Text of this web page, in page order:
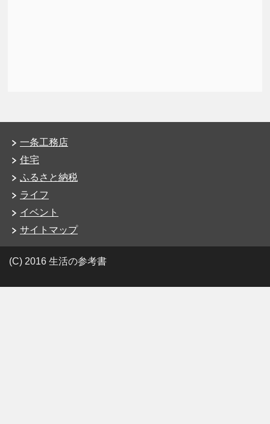
一条工務店
住宅
ふるさと納税
ライフ
イベント
サイトマップ
(C) 2016 生活の参考書